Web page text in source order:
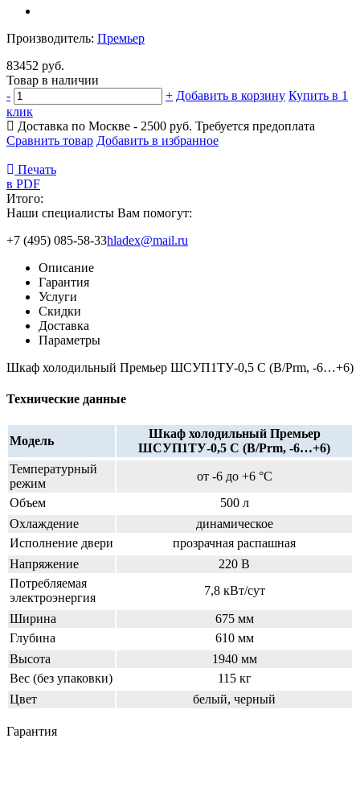
Производитель: Премьер
83452 руб.
Товар в наличии
-
+ Добавить в корзину Купить в 1
клик
Доставка по Москве - 2500 руб. Требуется предоплата
Сравнить товар Добавить в избранное
Печать
в PDF
Итого:
Наши специалисты Вам помогут:
+7 (495) 085-58-33hladex@mail.ru
Описание
Гарантия
Услуги
Скидки
Доставка
Параметры
Шкаф холодильный Премьер ШСУП1ТУ-0,5 С (В/Prm, -6…+6)
Технические данные
Модель
Шкаф холодильный Премьер
ШСУП1ТУ-0,5 С (В/Prm, -6…+6)
Температурный
режим
от -6 до +6 °C
Объем
500 л
Охлаждение
динамическое
Исполнение двери
прозрачная распашная
Напряжение
220 В
Потребляемая
электроэнергия
7,8 кВт/сут
Ширина
675 мм
Глубина
610 мм
Высота
1940 мм
Вес (без упаковки)
115 кг
Цвет
белый, черный
Гарантия